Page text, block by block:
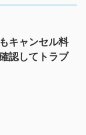
キャンセル料
認してトラブ